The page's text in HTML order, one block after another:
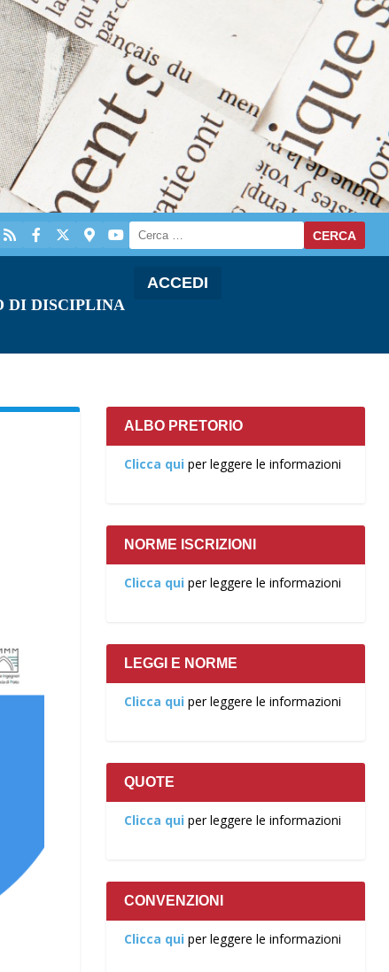
DI DISCIPLINA
ACCEDI
ALBO PRETORIO
Clicca qui per leggere le informazioni
NORME ISCRIZIONI
Clicca qui per leggere le informazioni
LEGGI E NORME
Clicca qui per leggere le informazioni
QUOTE
Clicca qui per leggere le informazioni
CONVENZIONI
Clicca qui per leggere le informazioni